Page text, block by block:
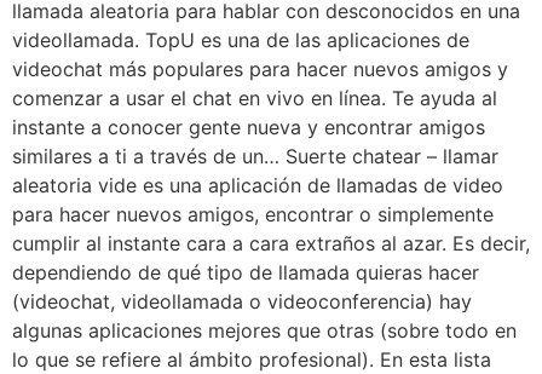
llamada aleatoria para hablar con desconocidos en una
videollamada. TopU es una de las aplicaciones de
videochat más populares para hacer nuevos amigos y
comenzar a usar el chat en vivo en línea. Te ayuda al
instante a conocer gente nueva y encontrar amigos
similares a ti a través de un… Suerte chatear – llamar
aleatoria vide es una aplicación de llamadas de video
para hacer nuevos amigos, encontrar o simplemente
cumplir al instante cara a cara extraños al azar. Es decir,
dependiendo de qué tipo de llamada quieras hacer
(videochat, videollamada o videoconferencia) hay
algunas aplicaciones mejores que otras (sobre todo en
lo que se refiere al ámbito profesional). En esta lista